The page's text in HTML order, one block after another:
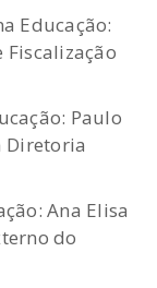
Educação:
Fiscalização
Paulo
Diretoria
Ana Elisa
do